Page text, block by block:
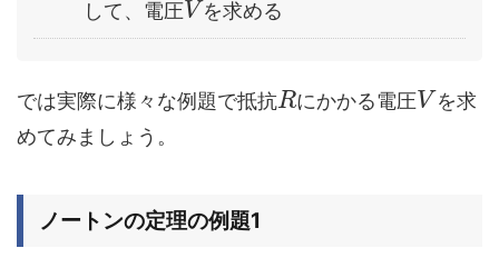
して、電圧V を求める
では実際に様々な例題で抵抗Rにかかる電圧V を求
めてみましょう。
ノートンの定理の例題1